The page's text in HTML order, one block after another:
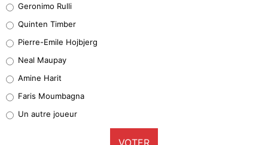
32%
5%
1%
9%
Geronimo Rulli
Quinten Timber
Pierre-Emile Hojbjerg
Neal Maupay
Amine Harit
Faris Moumbagna
Un autre joueur
VOTER